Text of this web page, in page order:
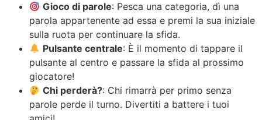
Gioco di parole: Pesca una categoria, dì una
parola appartenente ad essa e premi la sua iniziale
sulla ruota per continuare la sfida.
Pulsante centrale: È il momento di tappare il
pulsante al centro e passare la sfida al prossimo
giocatore!
Chi perderà?: Chi rimarrà per primo senza
parole perde il turno. Divertiti a battere i tuoi